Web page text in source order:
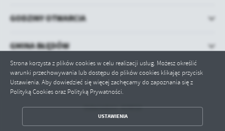
Strona korzysta z plików cookies w celu realizacji usług. Możesz określić
warunki przechowywania lub dostępu do plików cookies klikając przycisk
Ustawienia. Aby dowiedzieć się więcej zachęcamy do zapoznania się z
Polityką Cookies oraz Polityką Prywatności.
USTAWIENIA
GODZINY OTWARCIA
GMINA BŁĘDÓW
Odwiedzin: 429016